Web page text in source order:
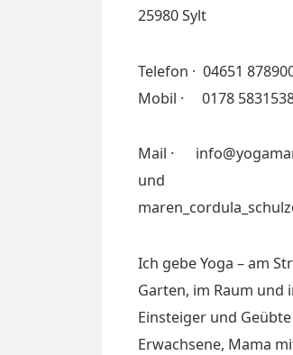
25980 Sylt
Telefon · 04651
Mobil · 0178
Mail ·
und
Ich gebe Yoga – am
Garten, im Raum und
Einsteiger und
Erwachsene, Mama